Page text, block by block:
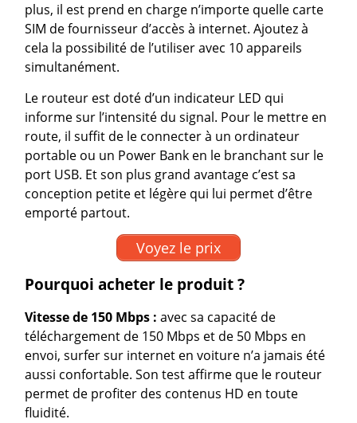
plus, il est prend en charge n’importe quelle carte
SIM de fournisseur d’accès à internet. Ajoutez à
cela la possibilité de l’utiliser avec 10 appareils
simultanément.
Le routeur est doté d’un indicateur LED qui
informe sur l’intensité du signal. Pour le mettre en
route, il suffit de le connecter à un ordinateur
portable ou un Power Bank en le branchant sur le
port USB. Et son plus grand avantage c’est sa
conception petite et légère qui lui permet d’être
emporté partout.
Voyez le prix
Pourquoi acheter le produit ?
Vitesse de 150 Mbps : avec sa capacité de
téléchargement de 150 Mbps et de 50 Mbps en
envoi, surfer sur internet en voiture n’a jamais été
aussi confortable. Son test affirme que le routeur
permet de profiter des contenus HD en toute
fluidité.